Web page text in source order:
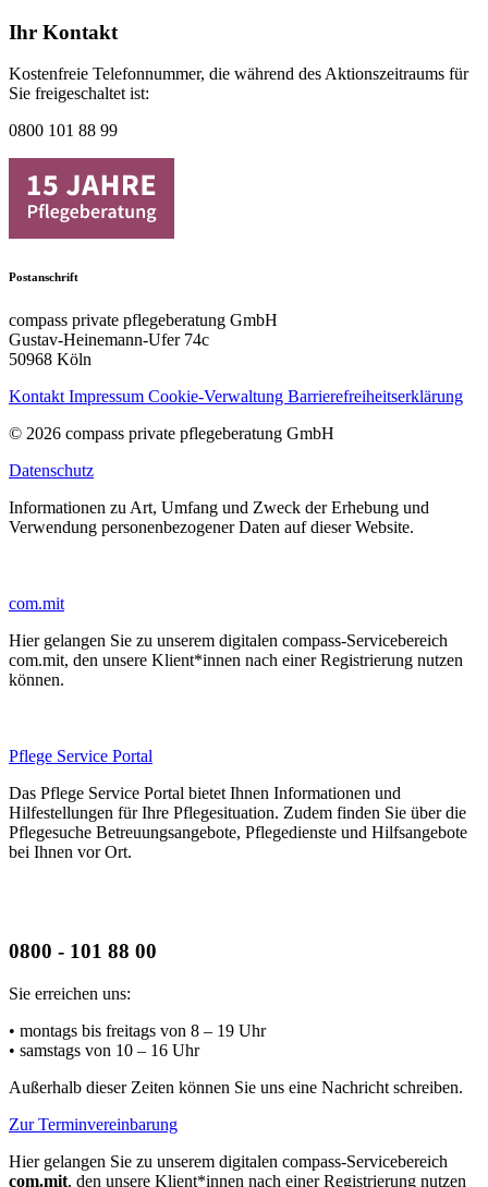
Ihr Kontakt
Kostenfreie Telefonnummer, die während des Aktionszeitraums für
Sie freigeschaltet ist:
0800 101 88 99
Postanschrift
compass private pflegeberatung GmbH
Gustav-Heinemann-Ufer 74c
50968 Köln
Kontakt Impressum Cookie-Verwaltung Barrierefreiheitserklärung
© 2026 compass private pflegeberatung GmbH
Datenschutz
Informationen zu Art, Umfang und Zweck der Erhebung und
Verwendung personenbezogener Daten auf dieser Website.
com.mit
Hier gelangen Sie zu unserem digitalen compass-Servicebereich
com.mit, den unsere Klient*innen nach einer Registrierung nutzen
können.
Pflege Service Portal
Das Pflege Service Portal bietet Ihnen Informationen und
Hilfestellungen für Ihre Pflegesituation. Zudem finden Sie über die
Pflegesuche Betreuungsangebote, Pflegedienste und Hilfsangebote
bei Ihnen vor Ort.
0800 - 101 88 00
Sie erreichen uns:
• montags bis freitags von 8 – 19 Uhr
• samstags von 10 – 16 Uhr
Außerhalb dieser Zeiten können Sie uns eine Nachricht schreiben.
Zur Terminvereinbarung
Hier gelangen Sie zu unserem digitalen compass-Servicebereich
com.mit, den unsere Klient*innen nach einer Registrierung nutzen